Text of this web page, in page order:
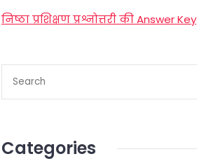
निष्ठा प्रशिक्षण प्रश्नोत्तरी की Answer Key
Categories